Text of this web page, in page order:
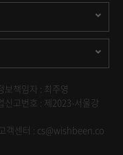
보책임자 : 최주영
신고번호 : 제2023-서울강
객센터 : cs@wishbeen.co